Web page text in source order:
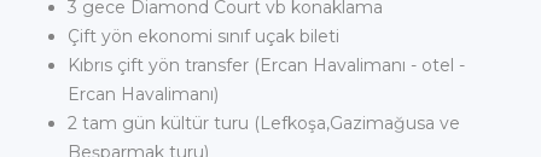
3 gece Diamond Court vb konaklama
Çift yön ekonomi sınıf uçak bileti
Kıbrıs çift yön transfer (Ercan Havalimanı - otel -
Ercan Havalimanı)
2 tam gün kültür turu (Lefkoşa,Gazimağusa ve
Beşparmak turu)